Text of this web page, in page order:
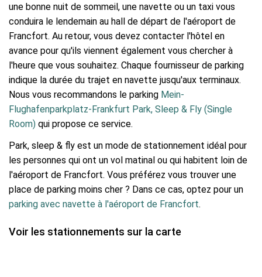
une bonne nuit de sommeil, une navette ou un taxi vous
conduira le lendemain au hall de départ de l'aéroport de
Francfort. Au retour, vous devez contacter l'hôtel en
avance pour qu'ils viennent également vous chercher à
l'heure que vous souhaitez. Chaque fournisseur de parking
indique la durée du trajet en navette jusqu'aux terminaux.
Nous vous recommandons le parking Mein-
Flughafenparkplatz-Frankfurt Park, Sleep & Fly (Single
Room) qui propose ce service.
Park, sleep & fly est un mode de stationnement idéal pour
les personnes qui ont un vol matinal ou qui habitent loin de
l'aéroport de Francfort. Vous préférez vous trouver une
place de parking moins cher ? Dans ce cas, optez pour un
parking avec navette à l'aéroport de Francfort.
Voir les stationnements sur la carte